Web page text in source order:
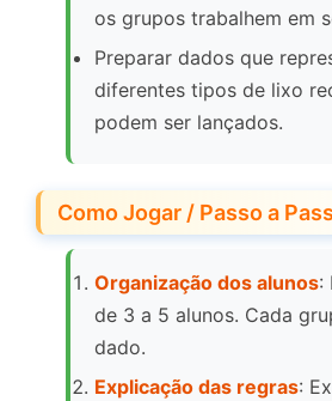
os grupos trabalhem em
Preparar dados que
diferentes tipos de lixo
podem ser lançados.
Como Jogar / Passo a
Organização dos alunos:
de 3 a 5 alunos. Cada
dado.
Explicação das regras: